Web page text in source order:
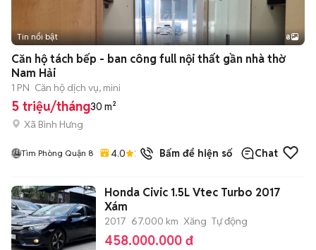
+2
Tin nổi bật 8
Căn hộ tách bếp - ban công full nội thất gần nhà thờ
Nam Hải
1 PN Căn hộ dịch vụ, mini
5 triệu/tháng30 m²
Xã Bình Hưng
Tìm Phòng Quận 8 4.0 25đã bán
Bấm để hiện số Chat
Honda Civic 1.5L Vtec Turbo 2017
Xám
2017 67.000 km Xăng Tự động
458.000.000 đ